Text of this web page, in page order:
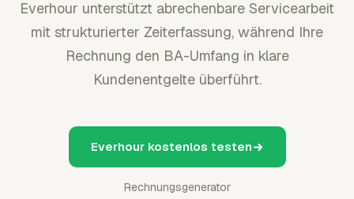
Everhour unterstützt abrechenbare Servicearbeit
mit strukturierter Zeiterfassung, während Ihre
Rechnung den BA-Umfang in klare
Kundenentgelte überführt.
Everhour kostenlos testen
Rechnungsgenerator